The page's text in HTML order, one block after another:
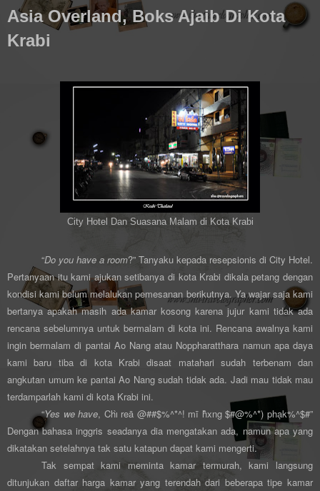
Asia Overland, Boks Ajaib Di Kota
Krabi
City Hotel Dan Suasana Malam di Kota Krabi
“Do you have a room?” Tanyaku kepada resepsionis di City Hotel.
Pertanyaan itu kami ajukan setibanya di kota Krabi dikala petang dengan
kondisi kami belum melalukan pemesanan berikutnya. Ya wajar saja kami
bertanya apakah masih ada kamar kosong karena jujur kami tidak ada
rencana sebelumnya untuk bermalam di kota ini. Rencana awalnya kami
ingin bermalam di pantai Ao Nang atau Noppharatthara namun apa daya
kami baru tiba di kota Krabi disaat matahari sudah terbenam dan
angkutan umum ke pantai Ao Nang sudah tidak ada. Jadi mau tidak mau
terdamparlah kami di kota Krabi ini.
“Yes we have, Chı̀ reā @##$%^*^! mī h̄̂xng $#@%^*) phạk%^$#”
Dengan bahasa inggris seadanya dia mengatakan ada, namun apa yang
dikatakan setelahnya tak satu katapun dapat kami mengerti.
Tak sempat kami meminta kamar termurah, kami langsung
ditunjukan daftar harga kamar yang terendah dari beberapa tipe kamar